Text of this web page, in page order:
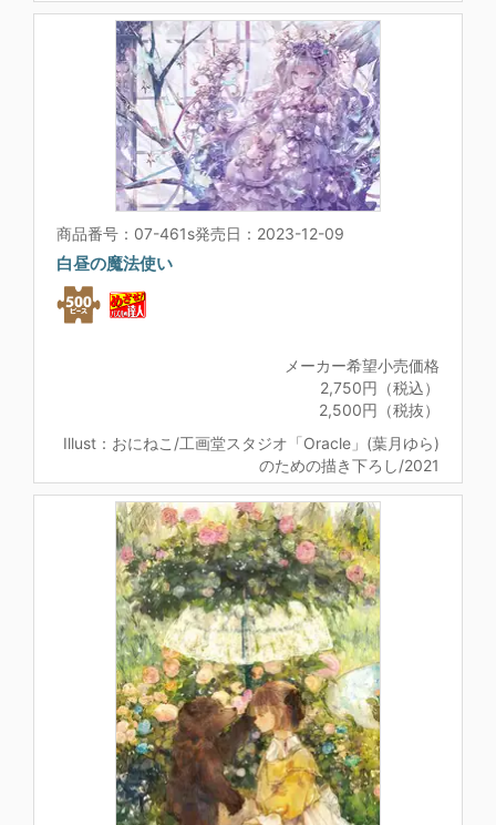
商品番号：07-461s発売日：2023-12-09
白昼の魔法使い
メーカー希望小売価格
2,750円（税込）
2,500円（税抜）
Illust：おにねこ/工画堂スタジオ「Oracle」(葉月ゆら)
のための描き下ろし/2021